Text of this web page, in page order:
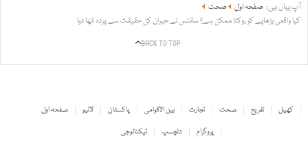
آپ یہاں ہیں: صفحہ اول
صحت
کیا واقعی بڑھاپے کو روکنا ممکن ہے؟ سائنس نے حیران کن حقیقت سے پردہ اٹھا دیا
BACK TO TOP
صفحہ اول لائیو پاکستان بین الاقوامی تجارت صحت تفریح
کھیل
ٹیکنالوجی
دلچسپ پروگرام